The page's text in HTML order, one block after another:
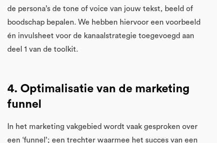
de persona’s de tone of voice van jouw tekst, beeld of
boodschap bepalen. We hebben hiervoor een voorbeeld
én invulsheet voor de kanaalstrategie toegevoegd aan
deel 1 van de toolkit.
4. Optimalisatie van de marketing
funnel
In het marketing vakgebied wordt vaak gesproken over
een ‘funnel’; een trechter waarmee het succes van een